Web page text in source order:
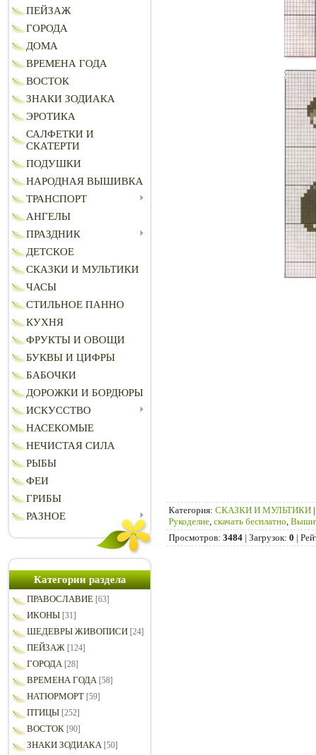
ПЕЙЗАЖ
ГОРОДА
ДОМА
ВРЕМЕНА ГОДА
ВОСТОК
ЗНАКИ ЗОДИАКА
ЭРОТИКА
САЛФЕТКИ И
СКАТЕРТИ
ПОДУШКИ
НАРОДНАЯ ВЫШИВКА
ТРАНСПОРТ
АНГЕЛЫ
ПРАЗДНИК
ДЕТСКОЕ
СКАЗКИ И МУЛЬТИКИ
ЧАСЫ
СТИЛЬНОЕ ПАННО
КУХНЯ
ФРУКТЫ И ОВОЩИ
БУКВЫ И ЦИФРЫ
БАБОЧКИ
ДОРОЖКИ И БОРДЮРЫ
ИСКУССТВО
НАСЕКОМЫЕ
НЕЧИСТАЯ СИЛА
РЫБЫ
ФЕИ
ГРИБЫ
РАЗНОЕ
Категории раздела
ПРАВОСЛАВИЕ [63]
ИКОНЫ [31]
ШЕДЕВРЫ ЖИВОПИСИ [24]
ПЕЙЗАЖ [124]
ГОРОДА [28]
ВРЕМЕНА ГОДА [58]
НАТЮРМОРТ [59]
ПТИЦЫ [252]
ВОСТОК [90]
ЗНАКИ ЗОДИАКА [50]
Категория: СКАЗКИ И МУЛЬТИКИ
Рукоделие скачать бесплатно
Просмотров: 3484 | Загрузок: 0 |